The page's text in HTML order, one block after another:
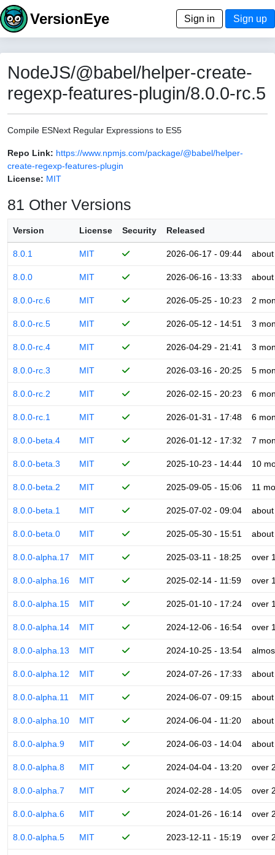
VersionEye Sign in Sign up
NodeJS/@babel/helper-create-
regexp-features-plugin/8.0.0-rc.5
Compile ESNext Regular Expressions to ES5
Repo Link: https://www.npmjs.com/package/@babel/helper-
create-regexp-features-plugin
License: MIT
81 Other Versions
Version License Security Released
8.0.1 MIT 2026-06-17 - 09:44
8.0.0 MIT 2026-06-16 - 13:33
8.0.0-rc.6 MIT 2026-05-25 - 10:23 2
8.0.0-rc.5 MIT 2026-05-12 - 14:51 3
8.0.0-rc.4 MIT 2026-04-29 - 21:41 3
8.0.0-rc.3 MIT 2026-03-16 - 20:25 5
8.0.0-rc.2 MIT 2026-02-15 - 20:23 6
8.0.0-rc.1 MIT 2026-01-31 - 17:48 6
8.0.0-beta.4 MIT 2026-01-12 - 17:32 7
8.0.0-beta.3 MIT 2025-10-23 - 14:44 10
8.0.0-beta.2 MIT 2025-09-05 - 15:06 11
8.0.0-beta.1 MIT 2025-07-02 - 09:04
8.0.0-beta.0 MIT 2025-05-30 - 15:51
8.0.0-alpha.17 MIT 2025-03-11 - 18:25 over
8.0.0-alpha.16 MIT 2025-02-14 - 11:59 over
8.0.0-alpha.15 MIT 2025-01-10 - 17:24 over
8.0.0-alpha.14 MIT 2024-12-06 - 16:54 over
8.0.0-alpha.13 MIT 2024-10-25 - 13:54
8.0.0-alpha.12 MIT 2024-07-26 - 17:33
8.0.0-alpha.11 MIT 2024-06-07 - 09:15
8.0.0-alpha.10 MIT 2024-06-04 - 11:20
8.0.0-alpha.9 MIT 2024-06-03 - 14:04
8.0.0-alpha.8 MIT 2024-04-04 - 13:20 over
8.0.0-alpha.7 MIT 2024-02-28 - 14:05 over
8.0.0-alpha.6 MIT 2024-01-26 - 16:14 over
8.0.0-alpha.5 MIT 2023-12-11 - 15:19 over